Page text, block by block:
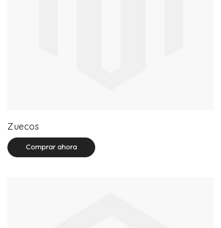
Zuecos
Comprar ahora